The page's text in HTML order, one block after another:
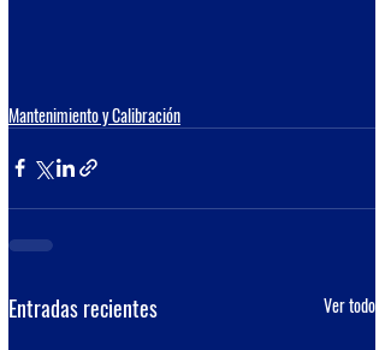
Mantenimiento y Calibración
Entradas recientes Ver todo